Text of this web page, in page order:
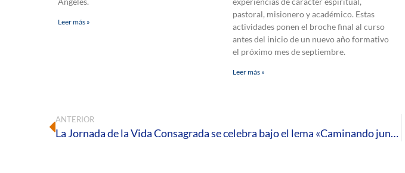
Leer más »
pastoral, misionero y académico. Estas
actividades ponen el broche final al curso
antes del inicio de un nuevo año formativo
el próximo mes de septiembre.
Leer más »
ANTERIOR
La Jornada de la Vida Consagrada se celebra bajo el lema «Caminando juntos» desde la consagración, la escucha, la comunión y la misión